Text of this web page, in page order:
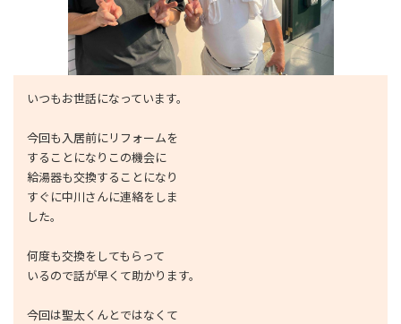
いつもお世話になっています。
今回も入居前にリフォームを
することになりこの機会に
給湯器も交換することになり
すぐに中川さんに連絡をしま
した。
何度も交換をしてもらって
いるので話が早くて助かります。
今回は聖太くんとではなくて